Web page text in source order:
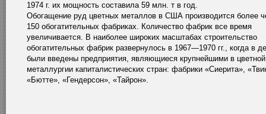
1974 г. их мощность составила 59 млн. т в год.
Обогащение руд цветных металлов в США производится более
150 обогатительных фабриках. Количество фабрик все время
увеличивается. В наиболее широких масштабах строительство
обогатительных фабрик развернулось в 1967—1970 гг., когда в
были введены предприятия, являющиеся крупнейшими в цветной
металлургии капиталистических стран: фабрики «Сиерита»,
«Бютте», «Гендерсон», «Тайрон».